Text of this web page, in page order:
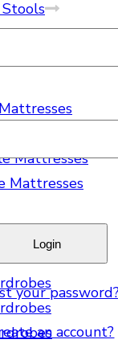
Mattresses
Mattresses
Mirrors
your
an account?